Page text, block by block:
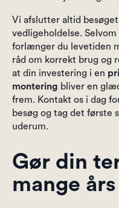
Vi afslutter altid
vedligeholdelse.
forlænger du levetiden
råd om korrekt brug og
at din investering i en
montering bliver en
frem. Kontakt os i dag
besøg og tag det første
uderum.
Gør din
mange